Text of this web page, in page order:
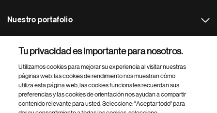
Nuestro portafolio
Footer Site Search
Tu privacidad es importante para nosotros.
Utilizamos cookies para mejorar su experiencia al visitar nuestras
páginas web: las cookies de rendimiento nos muestran cómo
utiliza esta página web, las cookies funcionales recuerdan sus
preferencias y las cookies de orientación nos ayudan a compartir
contenido relevante para usted. Seleccione: "Aceptar todo" para